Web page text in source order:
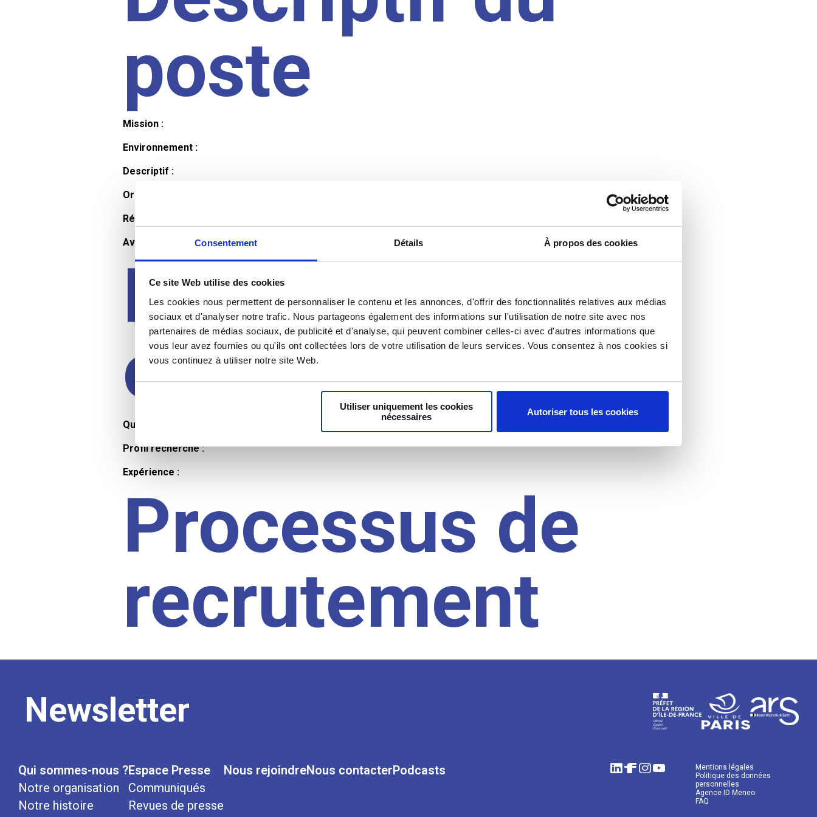
Consentement Détails À propos des cookies
Ce site Web utilise des cookies
Les cookies nous permettent de personnaliser le contenu et les annonces, d'offrir des fonctionnalités relatives aux médias
sociaux et d'analyser notre trafic. Nous partageons également des informations sur l'utilisation de notre site avec nos
partenaires de médias sociaux, de publicité et d'analyse, qui peuvent combiner celles-ci avec d'autres informations que
vous leur avez fournies ou qu'ils ont collectées lors de votre utilisation de leurs services. Vous consentez à nos cookies si
vous continuez à utiliser notre site Web.
Utiliser uniquement les cookies
nécessaires
Autoriser tous les cookies
poste
Mission :
Environnement :
Descriptif :
Organisation et horaires :
Rémunération :
Avantages :
Profil du
candidat
Qualifications et diplômes :
Profil recherché :
Expérience :
Processus de
recrutement
Newsletter
Qui sommes-nous ?
Notre organisation
Notre histoire
Espace Presse
Communiqués
Revues de presse
Nous rejoindreNous contacterPodcasts
Mentions légales
Politique des données
personnelles
Agence ID Meneo
FAQ